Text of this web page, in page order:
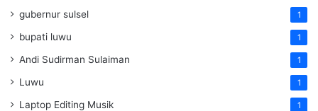
gubernur sulsel 1
bupati luwu 1
Andi Sudirman Sulaiman 1
Luwu 1
Laptop Editing Musik 1